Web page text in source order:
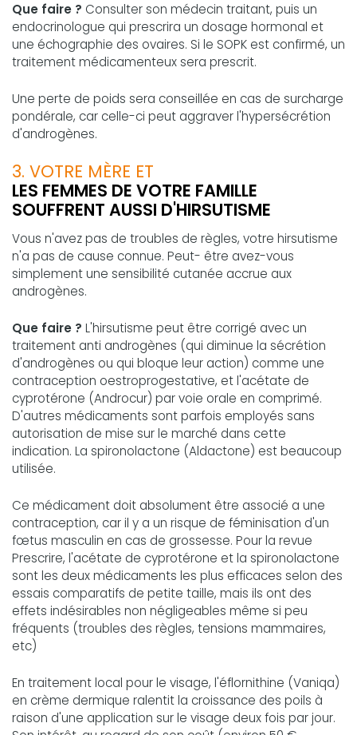
Que faire ? Consulter son médecin traitant, puis un
endocrinologue qui prescrira un dosage hormonal et
une échographie des ovaires. Si le SOPK est confirmé, un
traitement médicamenteux sera prescrit.
Une perte de poids sera conseillée en cas de surcharge
pondérale, car celle-ci peut aggraver l'hypersécrétion
d'androgènes.
3. VOTRE MÈRE ET
LES FEMMES DE VOTRE FAMILLE
SOUFFRENT AUSSI D'HIRSUTISME
Vous n'avez pas de troubles de règles, votre hirsutisme
n'a pas de cause connue. Peut- être avez-vous
simplement une sensibilité cutanée accrue aux
androgènes.
Que faire ? L'hirsutisme peut être corrigé avec un
traitement anti androgènes (qui diminue la sécrétion
d'androgènes ou qui bloque leur action) comme une
contraception oestroprogestative, et l'acétate de
cyprotérone (Androcur) par voie orale en comprimé.
D'autres médicaments sont parfois employés sans
autorisation de mise sur le marché dans cette
indication. La spironolactone (Aldactone) est beaucoup
utilisée.
Ce médicament doit absolument être associé a une
contraception, car il y a un risque de féminisation d'un
fœtus masculin en cas de grossesse. Pour la revue
Prescrire, l'acétate de cyprotérone et la spironolactone
sont les deux médicaments les plus efficaces selon des
essais comparatifs de petite taille, mais ils ont des
effets indésirables non négligeables même si peu
fréquents (troubles des règles, tensions mammaires,
etc)
En traitement local pour le visage, l'éflornithine (Vaniqa)
en crème dermique ralentit la croissance des poils à
raison d'une application sur le visage deux fois par jour.